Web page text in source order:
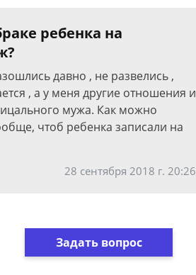
ребенка на
давно , не развелись ,
, а у меня другие отношения и
мужа. Как можно
чтоб ребенка записали на
28 сентября 2018 г. 20:26
Задать вопрос